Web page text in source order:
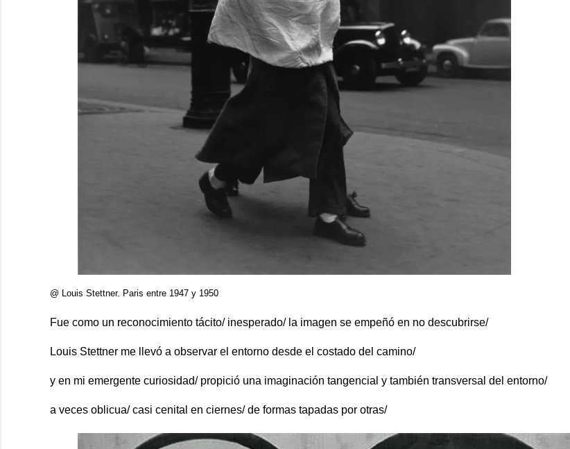
@ Louis Stettner. Paris entre 1947 y 1950
Fue como un reconocimiento tácito/ inesperado/ la imagen se empeñó en no descubrirse/
Louis Stettner me llevó a observar el entorno desde el costado del camino/
y en mi emergente curiosidad/ propició una imaginación tangencial y también transversal del entorno/
a veces oblicua/ casi cenital en ciernes/ de formas tapadas por otras/